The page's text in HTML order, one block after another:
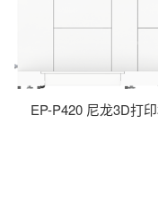
EP-S600 PP 3D打